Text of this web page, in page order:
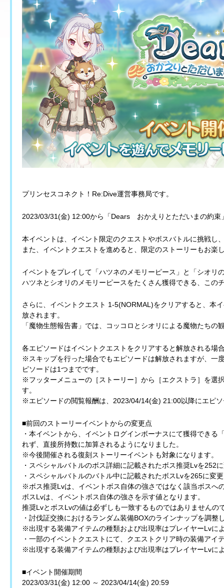
プリンセスコネクト！Re:Dive運営事務局です。
2023/03/31(金) 12:00から「Dears おかえりとただいまの約束
本イベントは、イベント限定のクエストやボスバトルに挑戦し
また、イベントクエストを進めると、限定のストーリーもお楽
イベントをプレイして「ハツネのメモリーピース」と「シオリ
ハツネとシオリのメモリーピースをたくさん獲得できる、この
さらに、イベントクエスト 1-5(NORMAL)をクリアすると、本
放されます。
「魔物生態報告書」では、コッコロとシオリによる魔物たちの
各エピソードはイベントクエストをクリアすると解放される場
※スキップを行った場合でもエピソードは解放されますが、一
ピソードは1つまでです。
※フッターメニューの［ストーリー］から［エクストラ］を選
す。
※エピソードの閲覧報酬は、2023/04/14(金) 21:00以降にエピ
■前回のストーリーイベントからの変更点
・本イベントから、イベントログインボーナスにて獲得でき
れず、直接所持数に加算されるようになりました。
※今後開催される復刻ストーリーイベントも対象になります。
・スペシャルバトルのボス詳細に記載されたボス推奨Lvを252
・スペシャルバトルのバトル中に記載されたボスLvを265に変
※ボス推奨Lvは、イベントボス自体の強さではなく該当ボスへ
ボスLvは、イベントボス自体の強さを示す値となります。
推奨LvとボスLvの値は必ずしも一致するものではありませんの
・討伐証交換におけるランダム装備BOXのラインナップを調整
※出現する装備アイテムの種類および出現率はプレイヤーLvに
・一部のイベントクエストにて、クエストクリア時の装備アイ
※出現する装備アイテムの種類および出現率はプレイヤーLvに
■イベント開催期間
2023/03/31(金) 12:00 ～ 2023/04/14(金) 20:59